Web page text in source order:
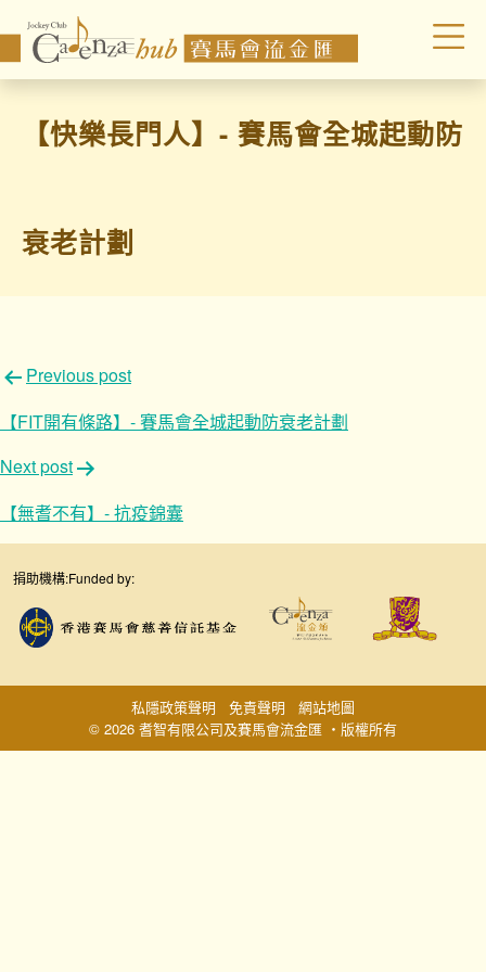
【快樂長門人】- 賽馬會全城起動防
衰老計劃
文
章
導
覽
Previous post
【FIT開有條路】- 賽馬會全城起動防衰老計劃
Next post
【無耆不有】- 抗疫錦囊
捐助機構:Funded by:
© 2026 耆智有限公司及賽馬會流金匯 ‧版權所有
私隱政策聲明 免責聲明 網站地圖